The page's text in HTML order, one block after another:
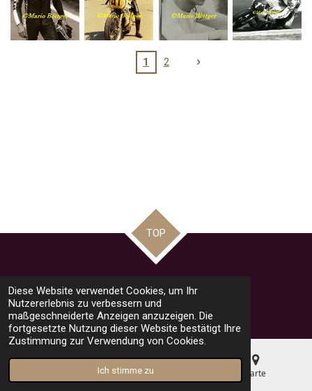
Diese Website verwendet Cookies, um Ihr
Nutzererlebnis zu verbessern und
maßgeschneiderte Anzeigen anzuzeigen. Die
fortgesetzte Nutzung dieser Website bestätigt Ihre
Zustimmung zur Verwendung von Cookies.
Ich stimme zu
1 2
TOP
© 2023 - 2026 road racing news by Mario
Mit Unterstützung von Webador
Telefon Karte